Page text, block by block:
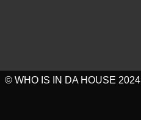
© WHO IS IN DA HOUSE 2024